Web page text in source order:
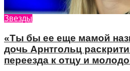
Звезды
«Ты бы ее еще мамой
дочь Арнтгольц
переезда к отцу и